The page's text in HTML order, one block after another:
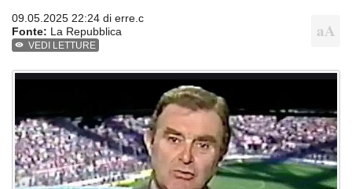
09.05.2025 22:24 di erre.c
Fonte: La Repubblica
VEDI LETTURE